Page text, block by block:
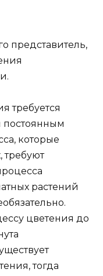
представитель,
требуется
постоянным
которые
требуют
растений
цветения до
тогда